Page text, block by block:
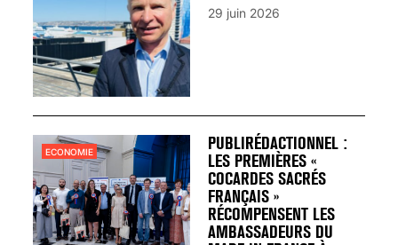
29 juin 2026
PUBLIRÉDACTIONNEL :
LES PREMIÈRES «
COCARDES SACRÉS
FRANÇAIS »
RÉCOMPENSENT LES
AMBASSADEURS DU
ECONOMIE
30 mai 2023